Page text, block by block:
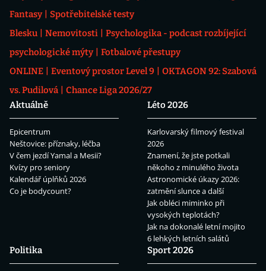
Fantasy
Spotřebitelské testy
Blesku
Nemovitosti
Psychologika - podcast rozbíjející
psychologické mýty
Fotbalové přestupy
ONLINE
Eventový prostor Level 9
OKTAGON 92: Szabová
vs. Pudilová
Chance Liga 2026/27
Aktuálně
Epicentrum
Neštovice: příznaky, léčba
V čem jezdí Yamal a Mesii?
Kvízy pro seniory
Kalendář úplňků 2026
Co je bodycount?
Léto 2026
Karlovarský filmový festival
2026
Znamení, že jste potkali
někoho z minulého života
Astronomické úkazy 2026:
zatmění slunce a další
Jak obléci miminko při
vysokých teplotách?
Jak na dokonalé letní mojito
6 lehkých letních salátů
Politika
Sport 2026